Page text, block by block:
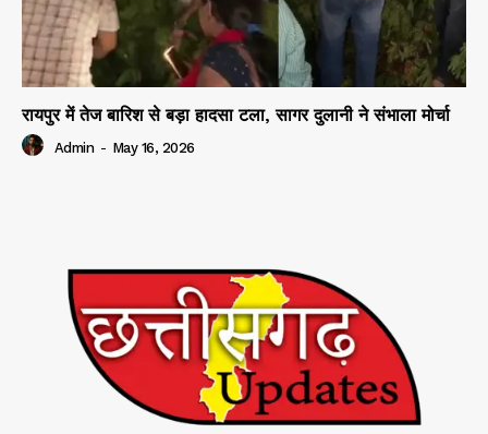
रायपुर में तेज बारिश से बड़ा हादसा टला, सागर दुलानी ने संभाला मोर्चा
Admin - May 16, 2026